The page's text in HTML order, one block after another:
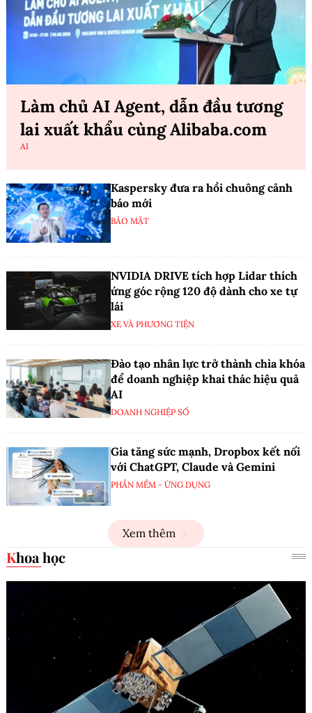
Làm chủ AI Agent, dẫn đầu tương
lai xuất khẩu cùng Alibaba.com
AI
Kaspersky đưa ra hồi chuông cảnh
báo mới
BẢO MẬT
NVIDIA DRIVE tích hợp Lidar thích
ứng góc rộng 120 độ dành cho xe tự
lái
XE VÀ PHƯƠNG TIỆN
Đào tạo nhân lực trở thành chìa khóa
để doanh nghiệp khai thác hiệu quả
AI
DOANH NGHIỆP SỐ
Gia tăng sức mạnh, Dropbox kết nối
với ChatGPT, Claude và Gemini
PHẦN MỀM - ỨNG DỤNG
Xem thêm
Khoa học